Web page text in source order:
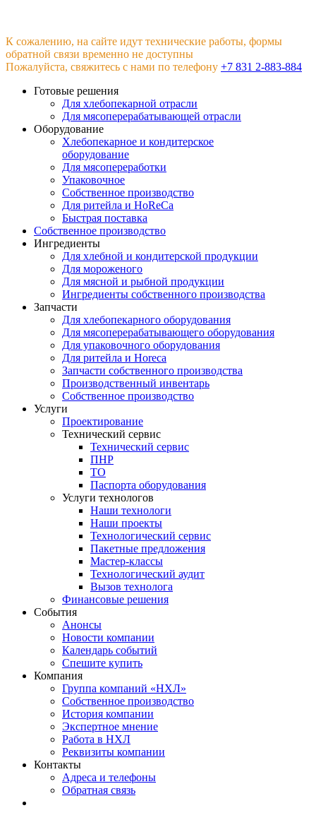
К сожалению, на сайте идут технические работы, формы
обратной связи временно не доступны
Пожалуйста, свяжитесь с нами по телефону +7 831 2-883-884
Готовые решения
Для хлебопекарной отрасли
Для мясоперерабатывающей отрасли
Оборудование
Хлебопекарное и кондитерское
оборудование
Для мясопереработки
Упаковочное
Собственное производство
Для ритейла и HoReCa
Быстрая поставка
Собственное производство
Ингредиенты
Для хлебной и кондитерской продукции
Для мороженого
Для мясной и рыбной продукции
Ингредиенты собственного производства
Запчасти
Для хлебопекарного оборудования
Для мясоперерабатывающего оборудования
Для упаковочного оборудования
Для ритейла и Horeca
Запчасти собственного производства
Производственный инвентарь
Собственное производство
Услуги
Проектирование
Технический сервис
Технический сервис
ПНР
ТО
Паспорта оборудования
Услуги технологов
Наши технологи
Наши проекты
Технологический сервис
Пакетные предложения
Мастер-классы
Технологический аудит
Вызов технолога
Финансовые решения
События
Анонсы
Новости компании
Календарь событий
Спешите купить
Компания
Группа компаний «НХЛ»
Собственное производство
История компании
Экспертное мнение
Работа в НХЛ
Реквизиты компании
Контакты
Адреса и телефоны
Обратная связь